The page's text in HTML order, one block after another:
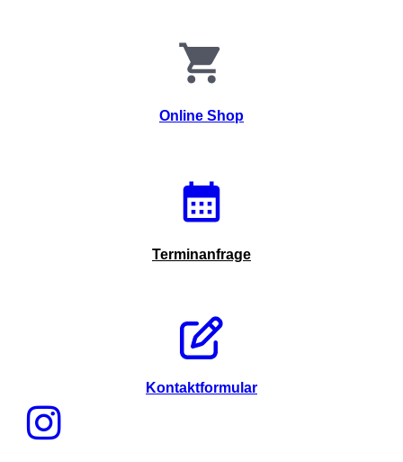
Online Shop
Terminanfrage
Kontaktformular